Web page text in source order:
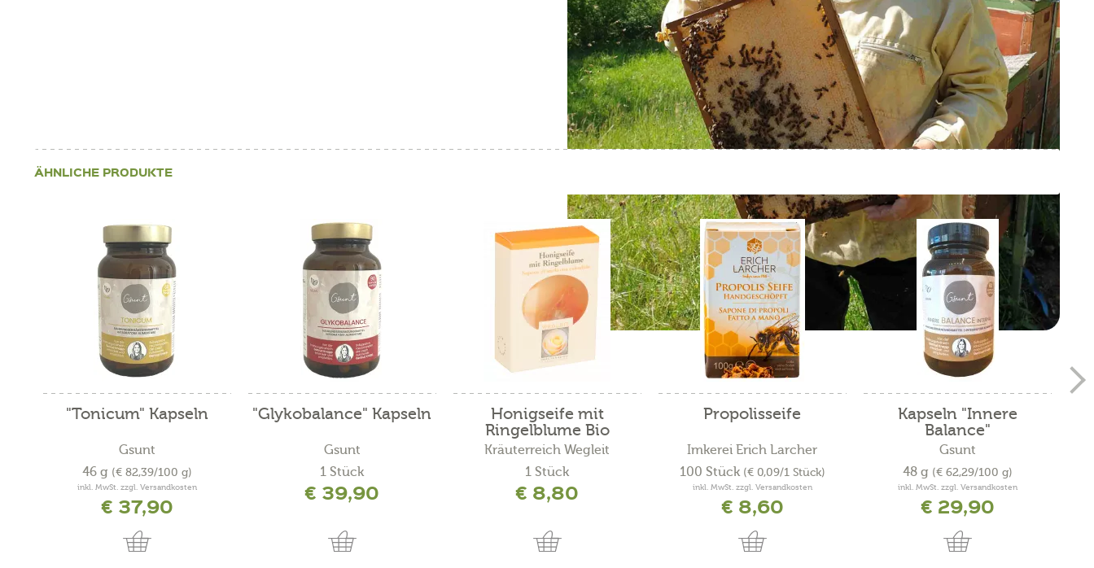
ÄHNLICHE PRODUKTE
"Tonicum" Kapseln
Gsunt
46 g (€ 82,39/100 g)
inkl. MwSt. zzgl. Versandkosten
€ 37,90
"Glykobalance" Kapseln
Gsunt
1 Stück
€ 39,90
Honigseife mit
Ringelblume Bio
Kräuterreich Wegleit
1 Stück
€ 8,80
Propolisseife
Imkerei Erich Larcher
100 Stück (€ 0,09/1 Stück)
inkl. MwSt. zzgl. Versandkosten
€ 8,60
Kapseln "Innere
Balance"
Gsunt
48 g (€ 62,29/100 g)
inkl. MwSt. zzgl. Versandkosten
€ 29,90